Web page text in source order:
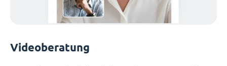
Videoberatung